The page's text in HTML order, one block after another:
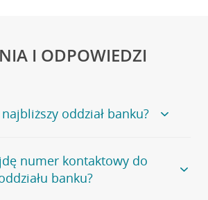
I ODPOWIEDZI
oddział banku?
naszego banku, zapraszamy na
, na której znajduje się
numer kontaktowy do
banku?